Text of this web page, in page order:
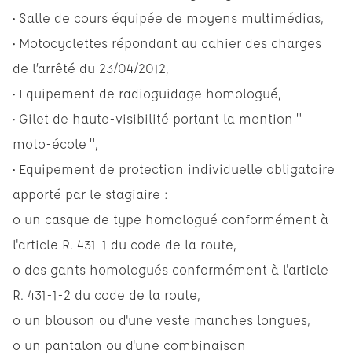
• Salle de cours équipée de moyens multimédias,
• Motocyclettes répondant au cahier des charges
de l’arrêté du 23/04/2012,
• Equipement de radioguidage homologué,
• Gilet de haute-visibilité portant la mention "
moto-école ",
• Equipement de protection individuelle obligatoire
apporté par le stagiaire :
o un casque de type homologué conformément à
l'article R. 431-1 du code de la route,
o des gants homologués conformément à l'article
R. 431-1-2 du code de la route,
o un blouson ou d'une veste manches longues,
o un pantalon ou d'une combinaison